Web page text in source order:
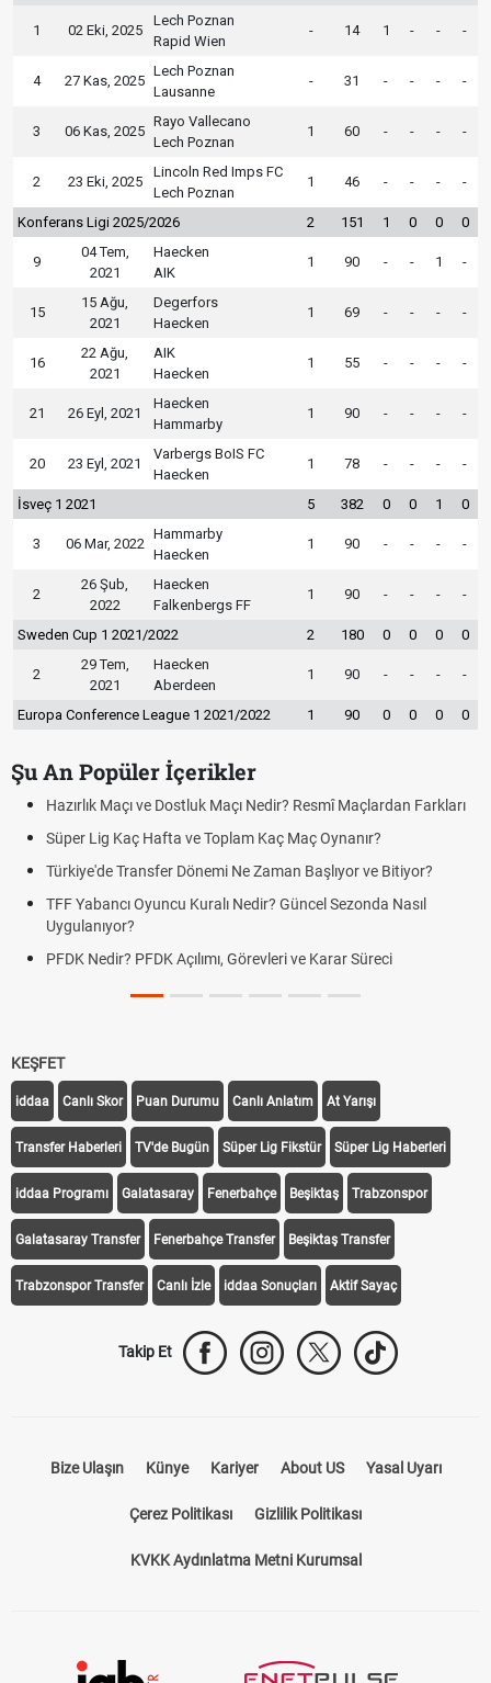
1 02 Eki, 2025
Lech Poznan
Rapid Wien
- 14 1 - - -
4 27 Kas, 2025
Lech Poznan
Lausanne
- 31 - - - -
3 06 Kas, 2025
Rayo Vallecano
Lech Poznan
1 60 - - - -
2 23 Eki, 2025
Lincoln Red Imps FC
Lech Poznan
1 46 - - - -
Konferans Ligi 2025/2026 2 151 1 0 0 0
9
04 Tem,
2021
Haecken
AIK
1 90 - - 1 -
15
15 Ağu,
2021
Degerfors
Haecken
1 69 - - - -
16
22 Ağu,
2021
AIK
Haecken
1 55 - - - -
21 26 Eyl, 2021
Haecken
Hammarby
1 90 - - - -
20 23 Eyl, 2021
Varbergs BoIS FC
Haecken
1 78 - - - -
İsveç 1 2021 5 382 0 0 1 0
3 06 Mar, 2022
Hammarby
Haecken
1 90 - - - -
2
26 Şub,
2022
Haecken
Falkenbergs FF
1 90 - - - -
Sweden Cup 1 2021/2022 2 180 0 0 0 0
2
29 Tem,
2021
Haecken
Aberdeen
1 90 - - - -
Europa Conference League 1 2021/2022 1 90 0 0 0 0
Şu An Popüler İçerikler
Hazırlık Maçı ve Dostluk Maçı Nedir? Resmî Maçlardan Farkları
Süper Lig Kaç Hafta ve Toplam Kaç Maç Oynanır?
Türkiye'de Transfer Dönemi Ne Zaman Başlıyor ve Bitiyor?
TFF Yabancı Oyuncu Kuralı Nedir? Güncel Sezonda Nasıl
Uygulanıyor?
PFDK Nedir? PFDK Açılımı, Görevleri ve Karar Süreci
KEŞFET
iddaa Canlı Skor Puan Durumu Canlı Anlatım At Yarışı
Transfer Haberleri TV'de Bugün Süper Lig Fikstür Süper Lig Haberleri
iddaa Programı Galatasaray Fenerbahçe Beşiktaş Trabzonspor
Galatasaray Transfer Fenerbahçe Transfer Beşiktaş Transfer
Trabzonspor Transfer Canlı İzle iddaa Sonuçları Aktif Sayaç
Takip Et
Bize Ulaşın Künye Kariyer About US Yasal Uyarı
Çerez Politikası Gizlilik Politikası
KVKK Aydınlatma Metni Kurumsal